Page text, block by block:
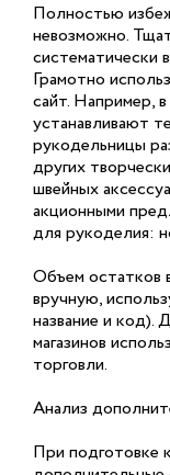
Полностью
невозможно.
систематически
Грамотно
сайт. Например,
устанавливают
рукодельницы
других
швейных
акционными
для рукоделия:
Объем остатков
вручную,
название и код).
магазинов
торговли.
Анализ
При подготовке